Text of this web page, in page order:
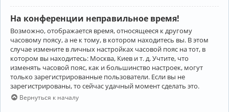
На конференции неправильное время!
Возможно, отображается время, относящееся к другому
часовому поясу, а не к тому, в котором находитесь вы. В этом
случае измените в личных настройках часовой пояс на тот, в
котором вы находитесь: Москва, Киев и т. д. Учтите, что
изменять часовой пояс, как и большинство настроек, могут
только зарегистрированные пользователи. Если вы не
зарегистрированы, то сейчас удачный момент сделать это.
Вернуться к началу